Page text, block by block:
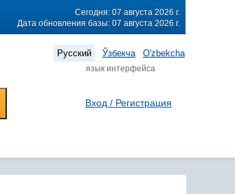
Сегодня: 07 августа 2026 г.
Дата обновления базы: 07 августа 2026 г.
Русский Ўзбекча O'zbekcha
язык интерфейса
Вход / Регистрация